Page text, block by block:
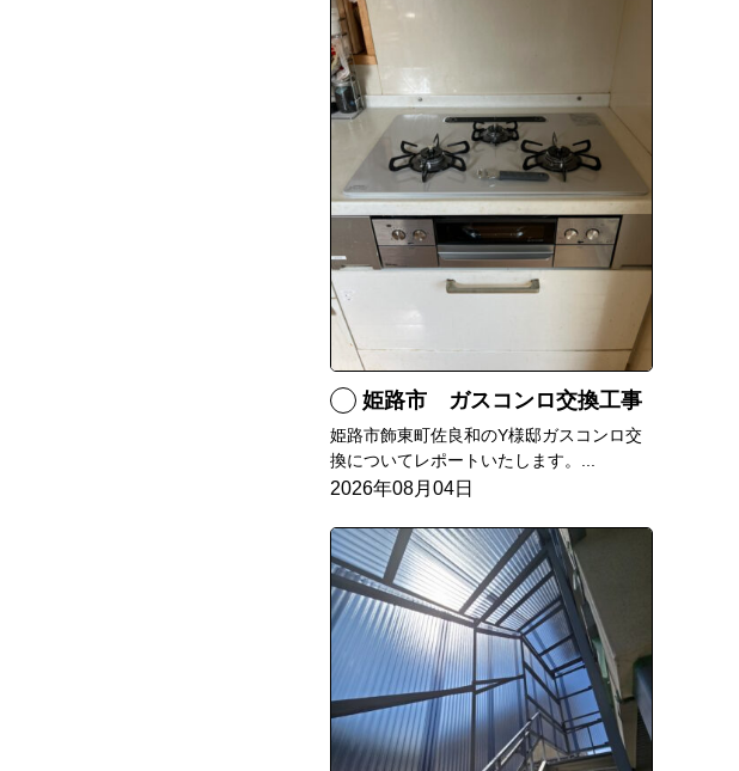
姫路市 ガスコンロ交換工事
姫路市飾東町佐良和のY様邸ガスコンロ交
換についてレポートいたします。...
2026年08月04日